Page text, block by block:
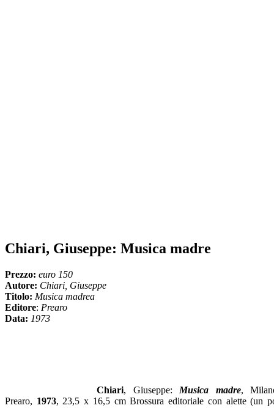
Chiari, Giuseppe: Musica madre
Prezzo: euro 150
Autore: Chiari, Giuseppe
Titolo: Musica madrea
Editore: Prearo
Data: 1973
Chiari, Giuseppe: Musica madre,
Prearo, 1973, 23,5 x 16,5 cm Brossura editoriale con alette (un